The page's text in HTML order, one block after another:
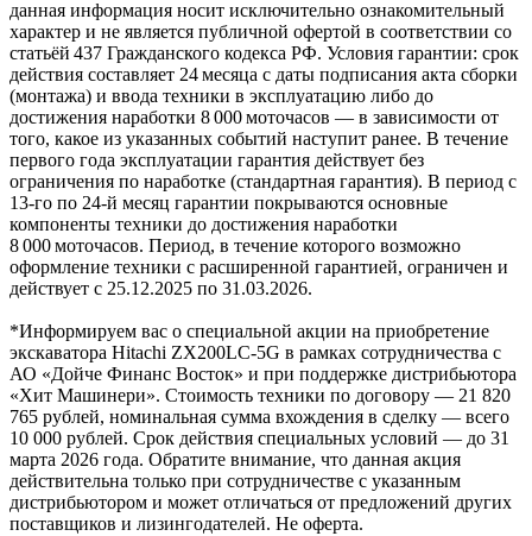
данная информация носит исключительно ознакомительный
характер и не является публичной офертой в соответствии со
статьёй 437 Гражданского кодекса РФ. Условия гарантии: срок
действия составляет 24 месяца с даты подписания акта сборки
(монтажа) и ввода техники в эксплуатацию либо до
достижения наработки 8 000 моточасов — в зависимости от
того, какое из указанных событий наступит ранее. В течение
первого года эксплуатации гарантия действует без
ограничения по наработке (стандартная гарантия). В период с
13‑го по 24‑й месяц гарантии покрываются основные
компоненты техники до достижения наработки
8 000 моточасов. Период, в течение которого возможно
оформление техники с расширенной гарантией, ограничен и
действует с 25.12.2025 по 31.03.2026.
*Информируем вас о специальной акции на приобретение
экскаватора Hitachi ZX200LC-5G в рамках сотрудничества с
АО «Дойче Финанс Восток» и при поддержке дистрибьютора
«Хит Машинери». Стоимость техники по договору — 21 820
765 рублей, номинальная сумма вхождения в сделку — всего
10 000 рублей. Срок действия специальных условий — до 31
марта 2026 года. Обратите внимание, что данная акция
действительна только при сотрудничестве с указанным
дистрибьютором и может отличаться от предложений других
поставщиков и лизингодателей. Не оферта.